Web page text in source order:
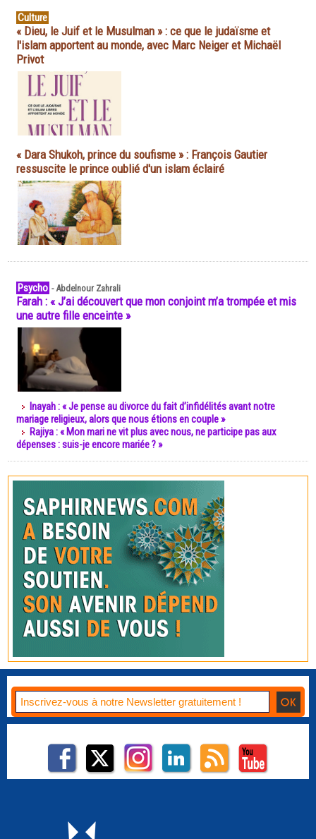
Culture
« Dieu, le Juif et le Musulman » : ce que le judaïsme et
l'islam apportent au monde, avec Marc Neiger et Michaël
Privot
« Dara Shukoh, prince du soufisme » : François Gautier
ressuscite le prince oublié d'un islam éclairé
Psycho -Abdelnour Zahrali
Farah : « J’ai découvert que mon conjoint m’a trompée et mis
une autre fille enceinte »
Inayah : « Je pense au divorce du fait d’infidélités avant notre
mariage religieux, alors que nous étions en couple »
Rajiya : « Mon mari ne vit plus avec nous, ne participe pas aux
dépenses : suis-je encore mariée ? »